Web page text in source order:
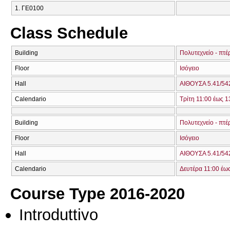
1. ΓΕ0100
Class Schedule
Building Πολυτεχνείο -
Floor Ισόγειο
Hall ΑΙΘΟΥΣΑ 5.41/
Calendario Τρίτη 11:00 έως
Building Πολυτεχνείο -
Floor Ισόγειο
Hall ΑΙΘΟΥΣΑ 5.41/
Calendario Δευτέρα 11:00
Course Type 2016-2020
Introduttivo